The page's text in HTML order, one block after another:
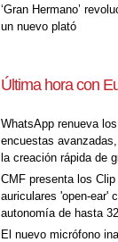
‘Gran Hermano’
un nuevo plató
Última hora con
WhatsApp renueva
encuestas
la creación rápida de
CMF presenta los
auriculares 'open-ear'
autonomía de hasta
El nuevo micrófono